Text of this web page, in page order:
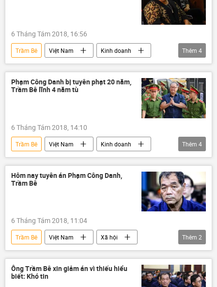
6 Tháng Tám 2018, 16:56
Trầm Bê Việt Nam
Kinh doanh
Hứa Thị Phấn
Phạm Công Danh
Sacombank
VNCB
Thêm 4
Phạm Công Danh bị tuyên phạt 20 năm,
Trầm Bê lĩnh 4 năm tù
6 Tháng Tám 2018, 14:10
Trầm Bê Việt Nam
Kinh doanh
Phạm Công Danh
Trần Bắc Hà
Sacombank
VNCB
Thêm 4
Hôm nay tuyên án Phạm Công Danh,
Trầm Bê
6 Tháng Tám 2018, 11:04
Trầm Bê Việt Nam
Xã hội
Thời sự
Phạm Công Danh
Thêm 2
Ông Trầm Bê xin giảm án vì thiếu hiểu
biết: Khó tin